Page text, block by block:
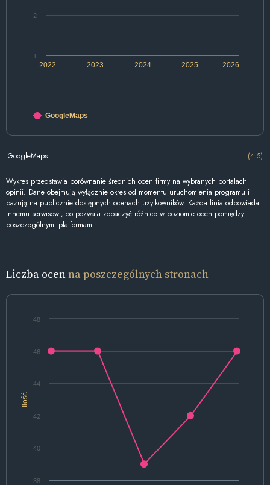
2022 2024 2026
2023 2025
1
2
GoogleMaps
GoogleMaps (4.5)
Wykres przedstawia porównanie średnich ocen firmy na wybranych portalach
opinii. Dane obejmują wyłącznie okres od momentu uruchomienia programu i
bazują na publicznie dostępnych ocenach użytkowników. Każda linia odpowiada
innemu serwisowi, co pozwala zobaczyć różnice w poziomie ocen pomiędzy
poszczególnymi platformami.
Liczba ocenna poszczególnych stronach
Ilość
38
40
42
44
46
48